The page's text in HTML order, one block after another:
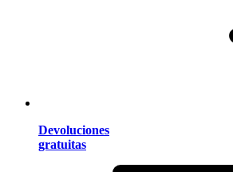
Devoluciones
gratuitas